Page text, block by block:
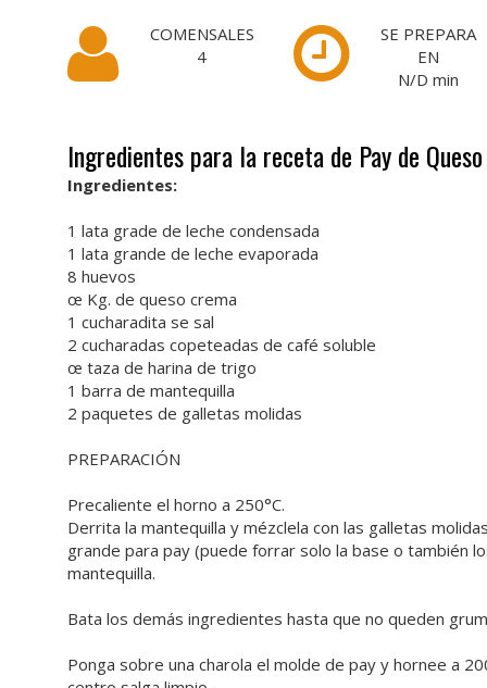
COMENSALES
4
SE PREPARA
EN
N/D min
Ingredientes para la receta de Pay de
Ingredientes:
1 lata grade de leche condensada
1 lata grande de leche evaporada
8 huevos
œ Kg. de queso crema
1 cucharadita se sal
2 cucharadas copeteadas de café soluble
œ taza de harina de trigo
1 barra de mantequilla
2 paquetes de galletas molidas
PREPARACIÓN
Precaliente el horno a 250°C.
Derrita la mantequilla y mézclela con las galletas
grande para pay (puede forrar solo la base o también
mantequilla.
Bata los demás ingredientes hasta que no queden
Ponga sobre una charola el molde de pay y hornee a